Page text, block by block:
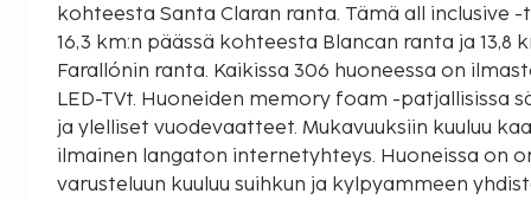
kohteesta Santa Claran ranta. Tämä all inclusive -tyyppinen hotelli sijaitsee
16,3 km:n päässä kohteesta Blancan ranta ja 13,8
Farallónin ranta. Kaikissa 306 huoneessa on
LED-TVt. Huoneiden memory foam -patjallisissa
ja ylelliset vuodevaatteet. Mukavuuksiin kuuluu
ilmainen langaton internetyhteys. Huoneissa on
varusteluun kuuluu suihkun ja kylpyammeen